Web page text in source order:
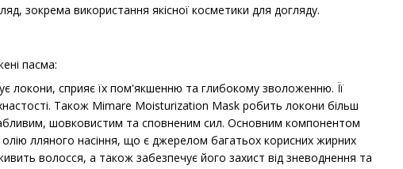
зокрема використання якісної косметики для догляду.
пасма:
локони, сприяє їх пом'якшенню та глибокому зволоженню. Її
Також Mimare Moisturization Mask робить локони більш
шовковистим та сповненим сил. Основним компонентом
лляного насіння, що є джерелом багатьох корисних жирних
волосся, а також забезпечує його захист від зневоднення та